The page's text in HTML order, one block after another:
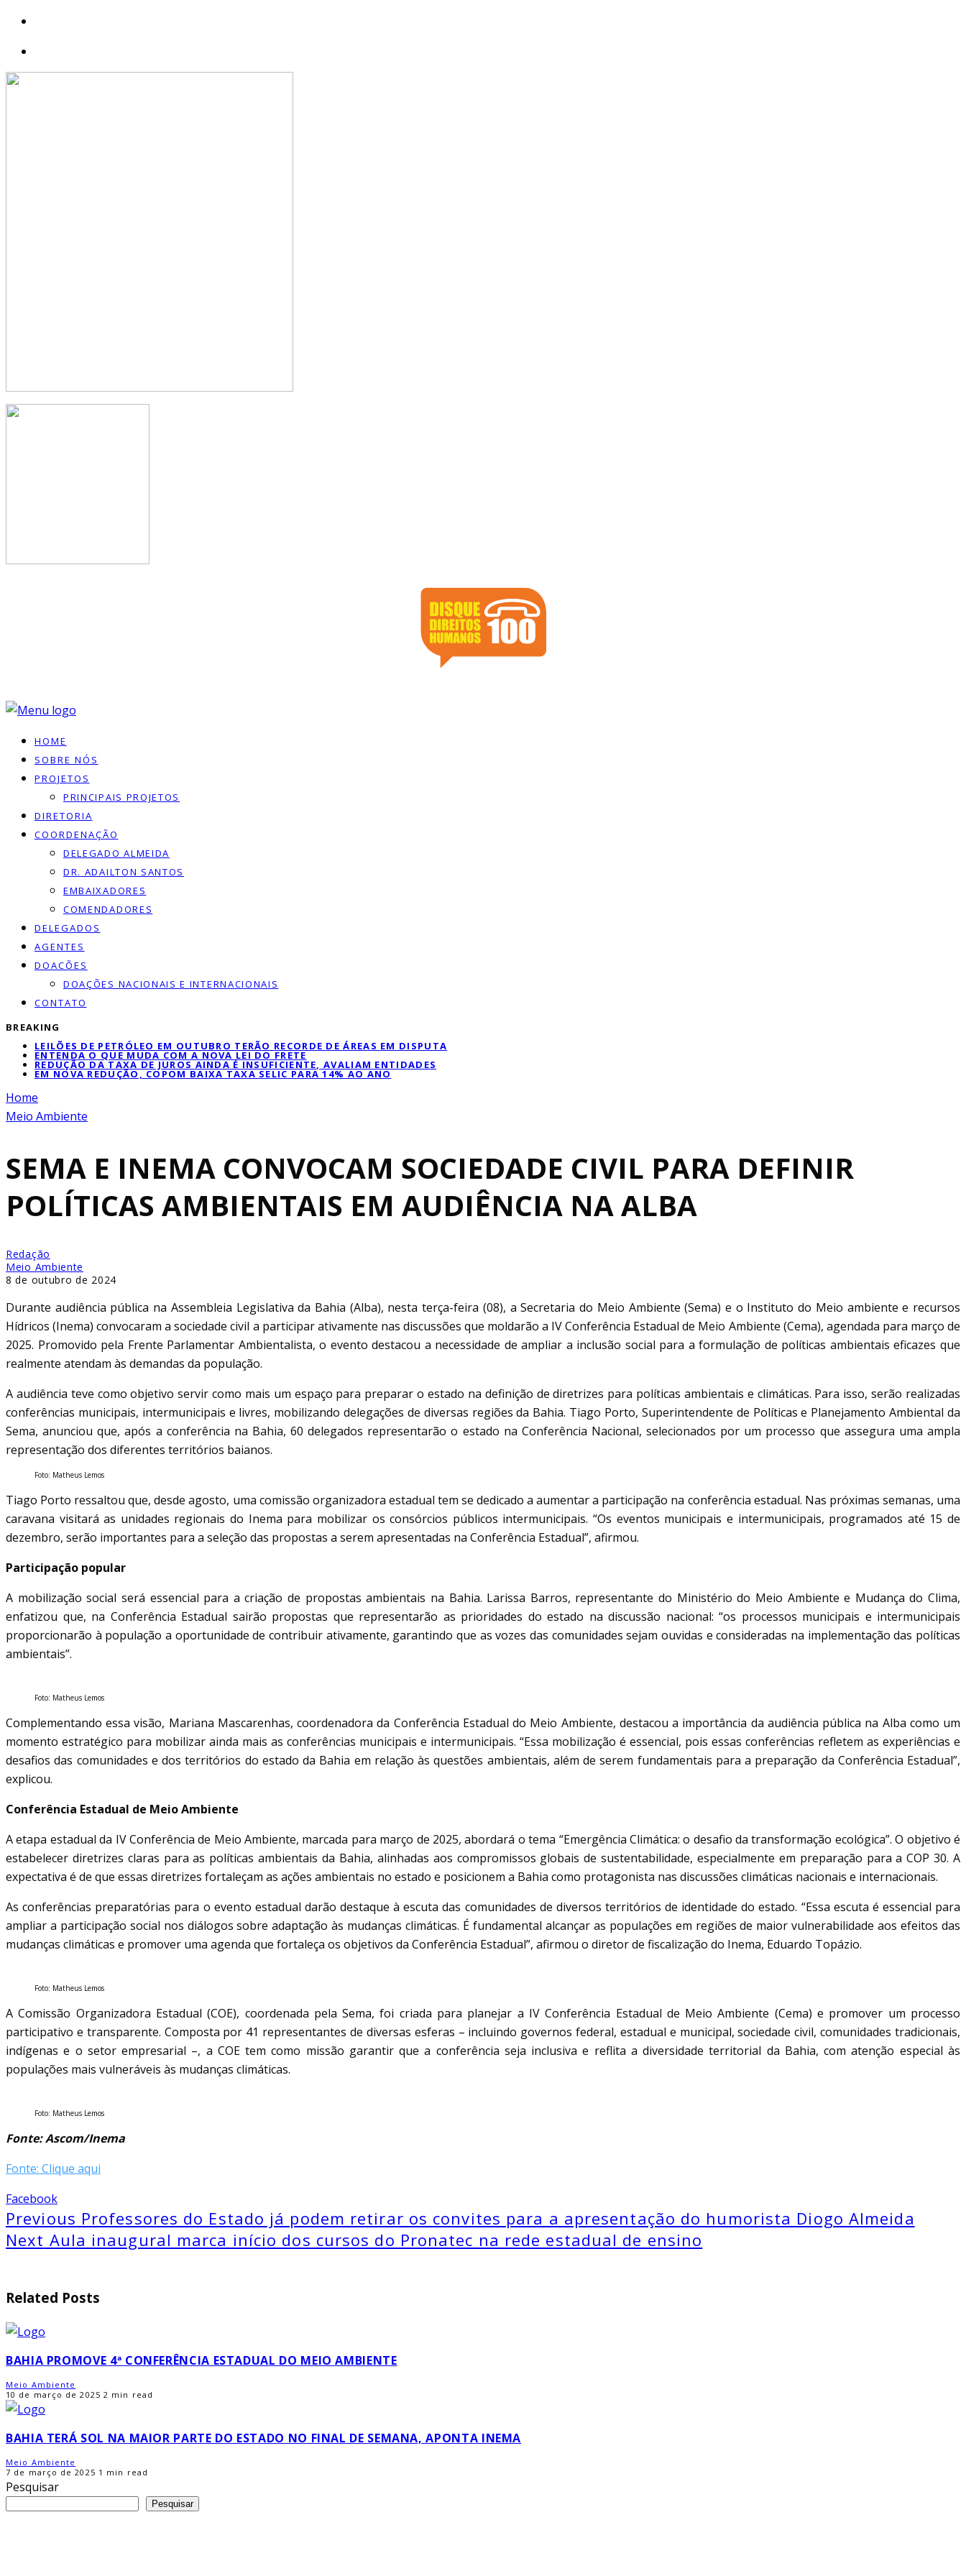
HOME
SOBRE NÓS
PROJETOS
PRINCIPAIS PROJETOS
DIRETORIA
COORDENAÇÃO
DELEGADO ALMEIDA
DR. ADAILTON SANTOS
EMBAIXADORES
COMENDADORES
DELEGADOS
AGENTES
DOACÕES
DOAÇÕES NACIONAIS E INTERNACIONAIS
CONTATO
BREAKING
LEILÕES DE PETRÓLEO EM OUTUBRO TERÃO RECORDE DE ÁREAS EM DISPUTA
ENTENDA O QUE MUDA COM A NOVA LEI DO FRETE
REDUÇÃO DA TAXA DE JUROS AINDA É INSUFICIENTE, AVALIAM ENTIDADES
EM NOVA REDUÇÃO, COPOM BAIXA TAXA SELIC PARA 14% AO ANO
Home
Meio Ambiente
SEMA E INEMA CONVOCAM SOCIEDADE CIVIL PARA DEFINIR
POLÍTICAS AMBIENTAIS EM AUDIÊNCIA NA ALBA
Redação
Meio Ambiente
8 de outubro de 2024
Durante audiência pública na Assembleia Legislativa da Bahia (Alba), nesta terça-feira (08), a Secretaria do Meio Ambiente (Sema) e o Instituto do Meio ambiente e recursos
Hídricos (Inema) convocaram a sociedade civil a participar ativamente nas discussões que moldarão a IV Conferência Estadual de Meio Ambiente (Cema), agendada para março de
2025. Promovido pela Frente Parlamentar Ambientalista, o evento destacou a necessidade de ampliar a inclusão social para a formulação de políticas ambientais eficazes que
realmente atendam às demandas da população.
A audiência teve como objetivo servir como mais um espaço para preparar o estado na definição de diretrizes para políticas ambientais e climáticas. Para isso, serão realizadas
conferências municipais, intermunicipais e livres, mobilizando delegações de diversas regiões da Bahia. Tiago Porto, Superintendente de Políticas e Planejamento Ambiental da
Sema, anunciou que, após a conferência na Bahia, 60 delegados representarão o estado na Conferência Nacional, selecionados por um processo que assegura uma ampla
representação dos diferentes territórios baianos.
Foto: Matheus Lemos
Tiago Porto ressaltou que, desde agosto, uma comissão organizadora estadual tem se dedicado a aumentar a participação na conferência estadual. Nas próximas semanas, uma
caravana visitará as unidades regionais do Inema para mobilizar os consórcios públicos intermunicipais. “Os eventos municipais e intermunicipais, programados até 15 de
dezembro, serão importantes para a seleção das propostas a serem apresentadas na Conferência Estadual”, afirmou.
Participação popular
A mobilização social será essencial para a criação de propostas ambientais na Bahia. Larissa Barros, representante do Ministério do Meio Ambiente e Mudança do Clima,
enfatizou que, na Conferência Estadual sairão propostas que representarão as prioridades do estado na discussão nacional: “os processos municipais e intermunicipais
proporcionarão à população a oportunidade de contribuir ativamente, garantindo que as vozes das comunidades sejam ouvidas e consideradas na implementação das políticas
ambientais”.
Foto: Matheus Lemos
Complementando essa visão, Mariana Mascarenhas, coordenadora da Conferência Estadual do Meio Ambiente, destacou a importância da audiência pública na Alba como um
momento estratégico para mobilizar ainda mais as conferências municipais e intermunicipais. “Essa mobilização é essencial, pois essas conferências refletem as experiências e
desafios das comunidades e dos territórios do estado da Bahia em relação às questões ambientais, além de serem fundamentais para a preparação da Conferência Estadual”,
explicou.
Conferência Estadual de Meio Ambiente
A etapa estadual da IV Conferência de Meio Ambiente, marcada para março de 2025, abordará o tema “Emergência Climática: o desafio da transformação ecológica”. O objetivo é
estabelecer diretrizes claras para as políticas ambientais da Bahia, alinhadas aos compromissos globais de sustentabilidade, especialmente em preparação para a COP 30. A
expectativa é de que essas diretrizes fortaleçam as ações ambientais no estado e posicionem a Bahia como protagonista nas discussões climáticas nacionais e internacionais.
As conferências preparatórias para o evento estadual darão destaque à escuta das comunidades de diversos territórios de identidade do estado. “Essa escuta é essencial para
ampliar a participação social nos diálogos sobre adaptação às mudanças climáticas. É fundamental alcançar as populações em regiões de maior vulnerabilidade aos efeitos das
mudanças climáticas e promover uma agenda que fortaleça os objetivos da Conferência Estadual”, afirmou o diretor de fiscalização do Inema, Eduardo Topázio.
Foto: Matheus Lemos
A Comissão Organizadora Estadual (COE), coordenada pela Sema, foi criada para planejar a IV Conferência Estadual de Meio Ambiente (Cema) e promover um processo
participativo e transparente. Composta por 41 representantes de diversas esferas – incluindo governos federal, estadual e municipal, sociedade civil, comunidades tradicionais,
indígenas e o setor empresarial –, a COE tem como missão garantir que a conferência seja inclusiva e reflita a diversidade territorial da Bahia, com atenção especial às
populações mais vulneráveis às mudanças climáticas.
Foto: Matheus Lemos
Fonte: Ascom/Inema
Fonte: Clique aqui
Facebook
Previous Professores do Estado já podem retirar os convites para a apresentação do humorista Diogo Almeida
Next Aula inaugural marca início dos cursos do Pronatec na rede estadual de ensino
Related Posts
BAHIA PROMOVE 4ª CONFERÊNCIA ESTADUAL DO MEIO AMBIENTE
Meio Ambiente
10 de março de 2025 2 min read
BAHIA TERÁ SOL NA MAIOR PARTE DO ESTADO NO FINAL DE SEMANA, APONTA INEMA
Meio Ambiente
7 de março de 2025 1 min read
Pesquisar
Pesquisar